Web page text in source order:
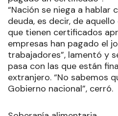
“Nación se niega a hablar
deuda, es decir, de
que tienen certificados
empresas han pagado el
trabajadores”, lamentó y
pasa con las que están
extranjero. “No sabemos
Gobierno nacional”, cerró.